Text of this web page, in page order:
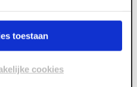
toestaan
cookies
prijzen
je aan voor eenzakelijke